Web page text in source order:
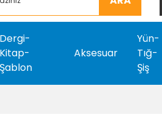
Dergi-
Kitap-
Şablon
Aksesuar
Yün-
Tığ-
Şiş